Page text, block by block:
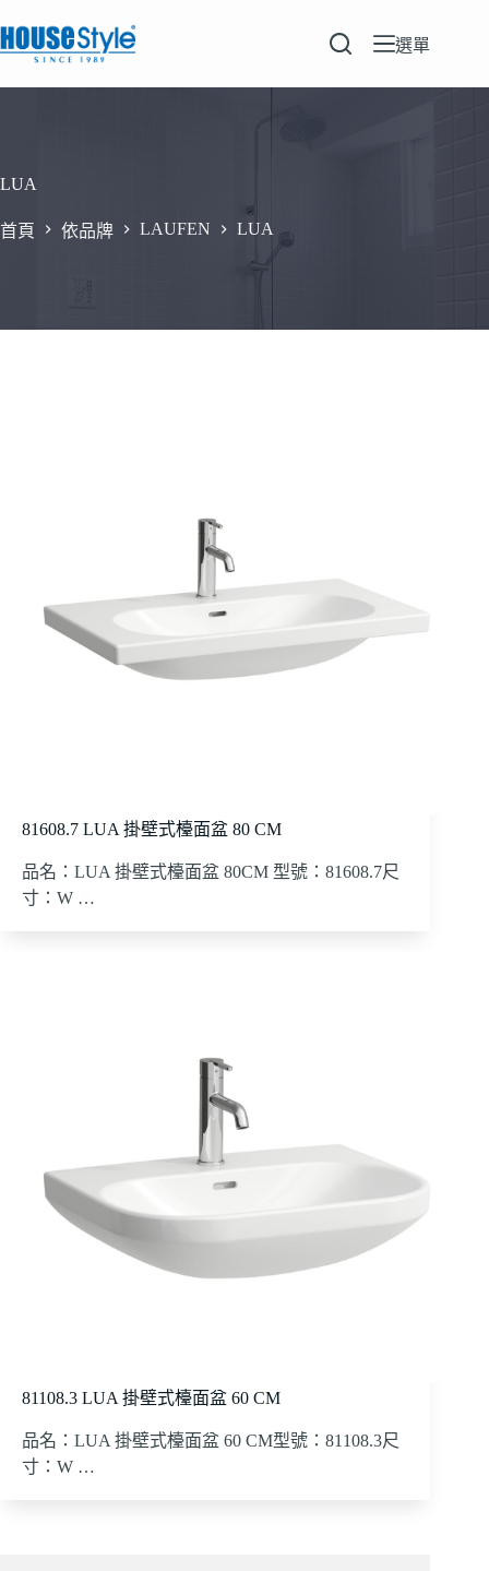
至
要
選單
LUA
首頁 依品牌 LAUFEN LUA
81608.7 LUA 掛壁式檯面盆 80 CM
品名：LUA 掛壁式檯面盆 80CM 型號：81608.7尺
寸：W …
81108.3 LUA 掛壁式檯面盆 60 CM
品名：LUA 掛壁式檯面盆 60 CM型號：81108.3尺
寸：W …